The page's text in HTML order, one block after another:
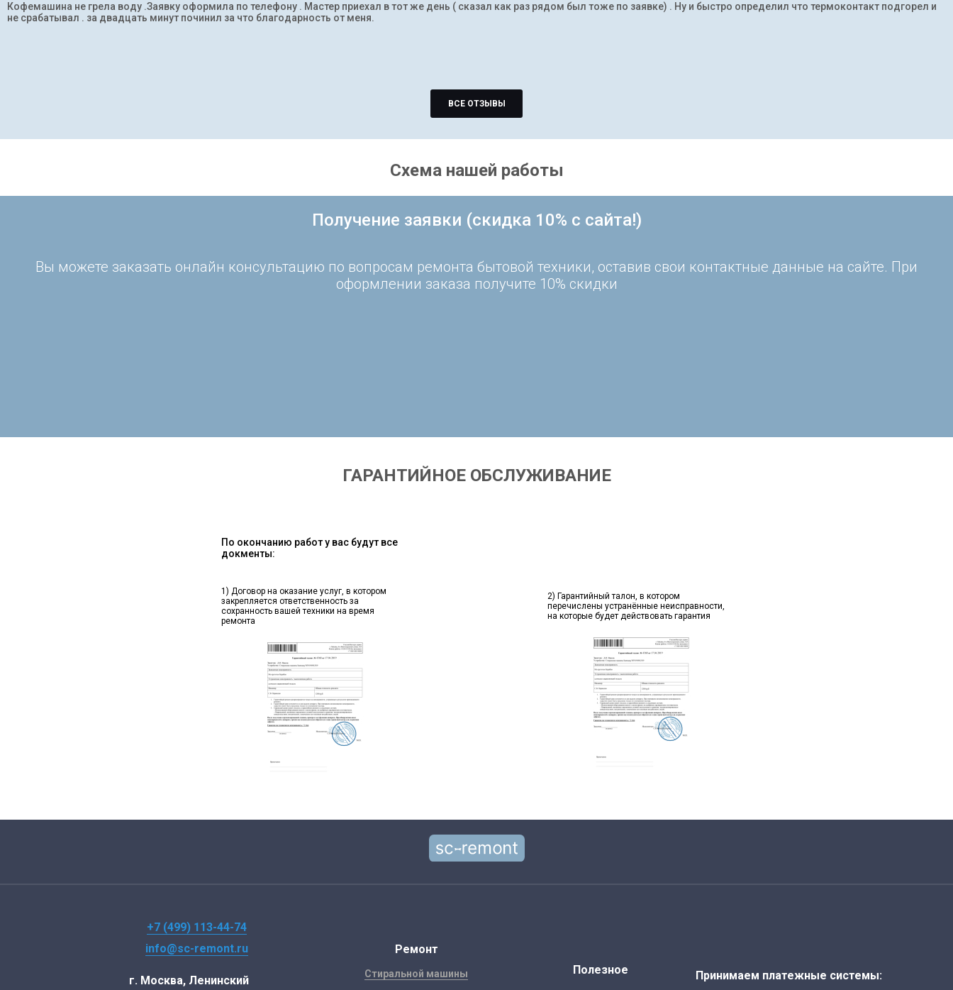
Кофемашина не грела воду .Заявку оформила по телефону . Мастер приехал в тот же день ( сказал как раз рядом был тоже по заявке) . Ну и быстро определил что термоконтакт подгорел и
не срабатывал . за двадцать минут починил за что благодарность от меня.
ВСЕ ОТЗЫВЫ
Схема нашей работы
Получение заявки (скидка 10% с сайта!)
Вы можете заказать онлайн консультацию по вопросам ремонта бытовой техники, оставив свои контактные данные на сайте. При
оформлении заказа получите 10% скидки
ГАРАНТИЙНОЕ ОБСЛУЖИВАНИЕ
По окончанию работ у вас будут все
докменты:
1) Договор на оказание услуг, в котором
закрепляется ответственность за
сохранность вашей техники на время
ремонта
2) Гарантийный талон, в котором
перечислены устранённые неисправности,
на которые будет действовать гарантия
+7 (499) 113-44-74
info@sc-remont.ru
г. Москва, Ленинский
Ремонт
Стиральной машины
Полезное Принимаем платежные системы: